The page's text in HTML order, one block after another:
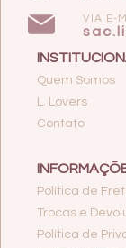
VIA E-
Quem Somos
L. Lovers
Contato
Política de
Trocas e
Política de